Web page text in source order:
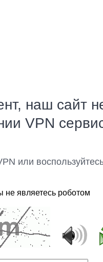
наш сайт
VPN
или
не являетесь роботом